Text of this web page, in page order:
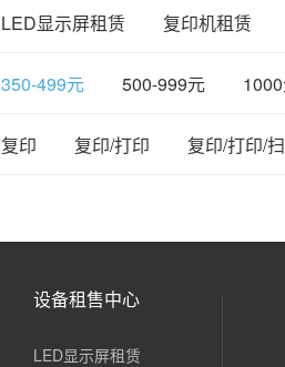
LED显示屏租赁 复印机租赁
350-499元 500-999元
复印 复印/打印 复印/打印/
设备租售中心
LED显示屏租赁